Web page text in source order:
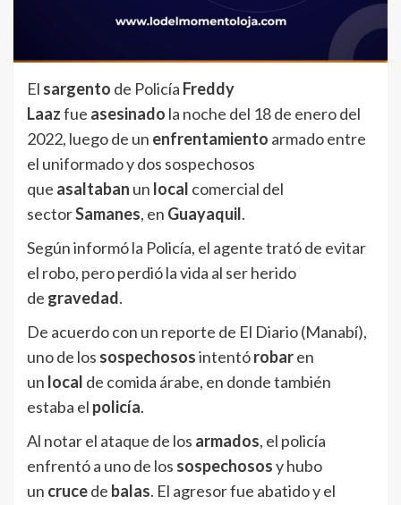
El sargento de Policía Freddy
Laazfue asesinado la noche del 18 de enero del
2022, luego de un enfrentamiento armado entre
el uniformado y dos sospechosos
que asaltaban un local comercial del
sectorSamanes, en Guayaquil.
Según informó la Policía, el agente trató de evitar
el robo, pero perdió la vida al ser herido
de gravedad.
De acuerdo con un reporte de El Diario (Manabí),
uno de los sospechososintentórobaren
un local de comida árabe, en donde también
estaba el policía.
Al notar el ataque de los armados, el policía
enfrentó a uno de los sospechososy hubo
un crucede balas. El agresor fue abatido y el